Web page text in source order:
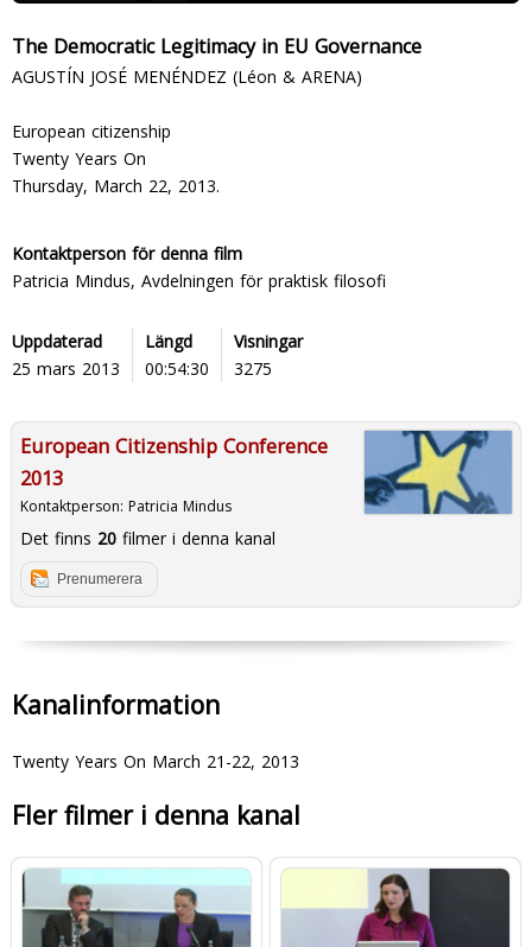
The Democratic Legitimacy in EU Governance
AGUSTÍN JOSÉ MENÉNDEZ (Léon & ARENA)
European citizenship
Twenty Years On
Thursday, March 22, 2013.
Kontaktperson för denna film
Patricia Mindus, Avdelningen för praktisk filosofi
Uppdaterad
25 mars 2013
Längd
00:54:30
Visningar
3275
European Citizenship Conference
2013
Kontaktperson: Patricia Mindus
Det finns 20filmer i denna kanal
Prenumerera
Kanalinformation
Twenty Years On March 21-22, 2013
Fler filmer i denna kanal